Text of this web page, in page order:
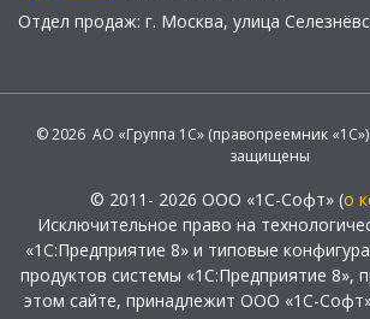
Отдел продаж: г. Москва, улица
© 2026 АО «Группа 1С» (правопреемник
защищены
© 2011- 2026 ООО «1С-Софт» (о
Исключительное право на
«1С:Предприятие 8» и типовые
продуктов системы «1С:Предприятие 8»,
этом сайте, принадлежит ООО «1С-